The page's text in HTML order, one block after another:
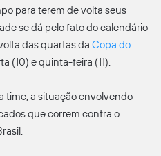
para terem de volta seus
se dá pelo fato do calendário
das quartas da Copa do
(10) e quinta-feira (11).
time, a situação envolvendo
que correm contra o